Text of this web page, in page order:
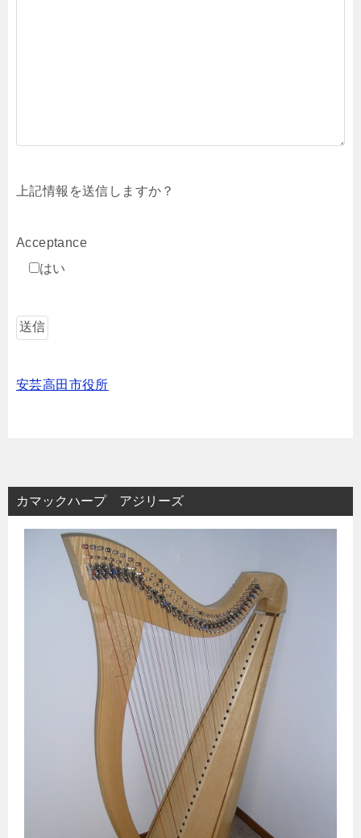
上記情報を送信しますか？
Acceptance
はい
安芸高田市役所
カマックハープ アジリーズ